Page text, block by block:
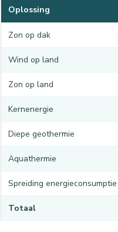
Oplossing
Zon op dak
Wind op land
Zon op land
Kernenergie
Diepe geothermie
Aquathermie
Spreiding energieconsumptie
Totaal